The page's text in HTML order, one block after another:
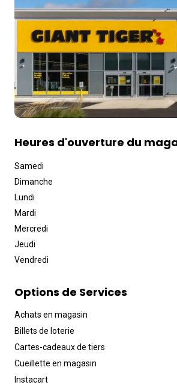
Heures d'ouverture du
Samedi
Dimanche
Lundi
Mardi
Mercredi
Jeudi
Vendredi
Options de Services
Achats en magasin
Billets de loterie
Cartes-cadeaux de tiers
Cueillette en magasin
Instacart